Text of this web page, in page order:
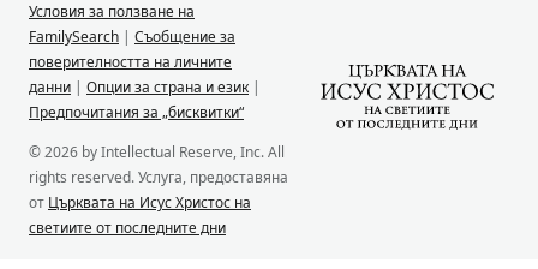
Условия за ползване на
FamilySearch | Съобщение за
поверителността на личните
данни | Опции за страна и език |
Предпочитания за „бисквитки“
© 2026 by Intellectual Reserve, Inc. All
rights reserved. Услуга, предоставяна
от Църквата на Исус Христос на
светиите от последните дни